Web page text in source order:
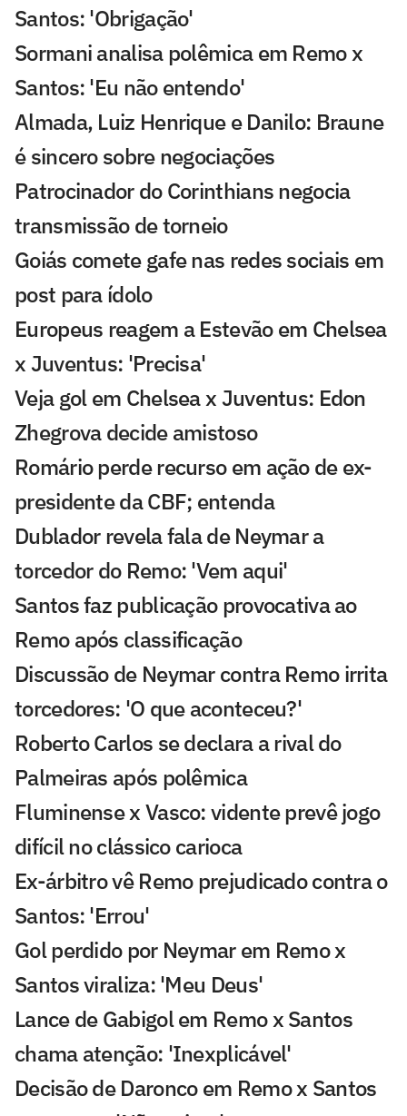
Santos: 'Obrigação'
Sormani analisa polêmica em Remo x
Santos: 'Eu não entendo'
Almada, Luiz Henrique e Danilo: Braune
é sincero sobre negociações
Patrocinador do Corinthians negocia
transmissão de torneio
Goiás comete gafe nas redes sociais em
post para ídolo
Europeus reagem a Estevão em Chelsea
x Juventus: 'Precisa'
Veja gol em Chelsea x Juventus: Edon
Zhegrova decide amistoso
Romário perde recurso em ação de ex-
presidente da CBF; entenda
Dublador revela fala de Neymar a
torcedor do Remo: 'Vem aqui'
Santos faz publicação provocativa ao
Remo após classificação
Discussão de Neymar contra Remo irrita
torcedores: 'O que aconteceu?'
Roberto Carlos se declara a rival do
Palmeiras após polêmica
Fluminense x Vasco: vidente prevê jogo
difícil no clássico carioca
Ex-árbitro vê Remo prejudicado contra o
Santos: 'Errou'
Gol perdido por Neymar em Remo x
Santos viraliza: 'Meu Deus'
Lance de Gabigol em Remo x Santos
chama atenção: 'Inexplicável'
Decisão de Daronco em Remo x Santos